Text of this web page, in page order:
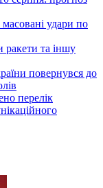
удари по
ракети та іншу
повернувся до
перелік